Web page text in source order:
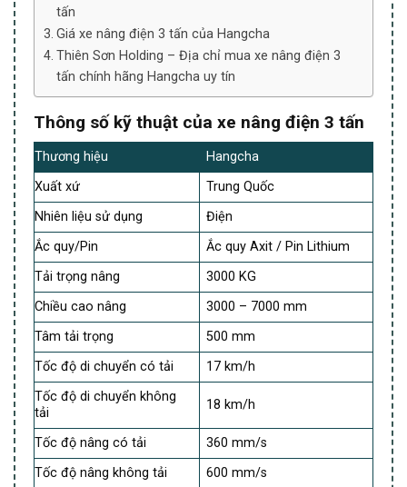
tấn
Giá xe nâng điện 3 tấn của Hangcha
Thiên Sơn Holding – Địa chỉ mua xe nâng điện 3
tấn chính hãng Hangcha uy tín
Thông số kỹ thuật của xe nâng điện 3 tấn
Thương hiệu
Hangcha
Xuất xứ
Trung Quốc
Nhiên liệu sử dụng
Điện
Ắc quy/Pin
Ắc quy Axit / Pin Lithium
Tải trọng nâng
3000 KG
Chiều cao nâng
3000 – 7000 mm
Tâm tải trọng
500 mm
Tốc độ di chuyển có tải
17 km/h
Tốc độ di chuyển không
tải
18 km/h
Tốc độ nâng có tải
360 mm/s
Tốc độ nâng không tải
600 mm/s